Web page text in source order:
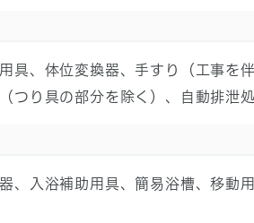
具、体位変換器、手すり（工事を
つり具の部分を除く）、自動排泄
、入浴補助用具、簡易浴槽、移動